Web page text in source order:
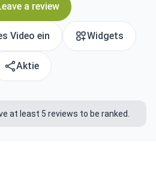
a review
Video ein Widgets
Aktie
at least 5 reviews to be ranked.